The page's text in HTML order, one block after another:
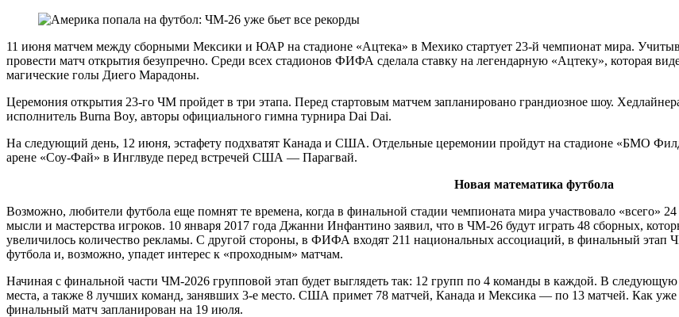
11 июня матчем между сборными Мексики и ЮАР на стадионе «Ацтека» в Мехико стартует 23-й чемпионат мира.
провести матч открытия безупречно. Среди всех стадионов ФИФА сделала ставку на легендарную «Ацтеку», которая
магические голы Диего Марадоны.
Церемония открытия 23-го ЧМ пройдет в три этапа. Перед стартовым матчем запланировано грандиозное шоу.
исполнитель Burna Boy, авторы официального гимна турнира Dai Dai.
На следующий день, 12 июня, эстафету подхватят Канада и США. Отдельные церемонии пройдут на стадионе «БМО
арене «Соу-Фай» в Инглвуде перед встречей США — Парагвай.
Новая математика футбола
Возможно, любители футбола еще помнят те времена, когда в финальной стадии чемпионата мира участвовало «всего»
мысли и мастерства игроков. 10 января 2017 года Джанни Инфантино заявил, что в ЧМ-26 будут играть 48 сборных,
увеличилось количество рекламы. С другой стороны, в ФИФА входят 211 национальных ассоциаций, в финальный этап
футбола и, возможно, упадет интерес к «проходным» матчам.
Начиная с финальной части ЧМ-2026 групповой этап будет выглядеть так: 12 групп по 4 команды в каждой. В
места, а также 8 лучших команд, занявших 3-е место. США примет 78 матчей, Канада и Мексика — по 13 матчей. Как уже
финальный матч запланирован на 19 июля.